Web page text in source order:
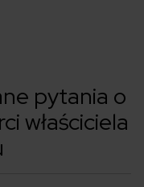
pytania o
właściciela